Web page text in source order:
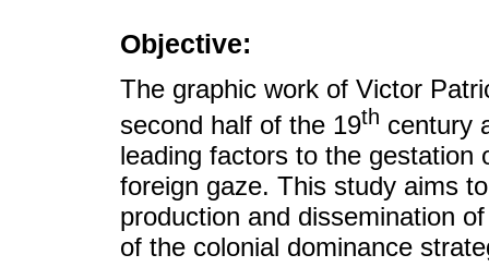
Objective:
The graphic work of Victor
second half of the 19th century
leading factors to the gestation
foreign gaze. This study aims
production and dissemination
of the colonial dominance